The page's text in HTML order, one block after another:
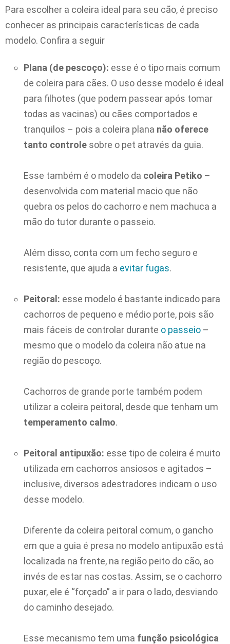
Para escolher a coleira ideal para seu cão, é preciso
conhecer as principais características de cada
modelo. Confira a seguir
Plana (de pescoço): esse é o tipo mais comum
de coleira para cães. O uso desse modelo é ideal
para filhotes (que podem passear após tomar
todas as vacinas) ou cães comportados e
tranquilos – pois a coleira plana não oferece
tanto controle sobre o pet através da guia.
Esse também é o modelo da coleira Petiko –
desenvolvida com material macio que não
quebra os pelos do cachorro e nem machuca a
mão do tutor durante o passeio.
Além disso, conta com um fecho seguro e
resistente, que ajuda a evitar fugas.
Peitoral: esse modelo é bastante indicado para
cachorros de pequeno e médio porte, pois são
mais fáceis de controlar durante o passeio –
mesmo que o modelo da coleira não atue na
região do pescoço.
Cachorros de grande porte também podem
utilizar a coleira peitoral, desde que tenham um
temperamento calmo.
Peitoral antipuxão: esse tipo de coleira é muito
utilizada em cachorros ansiosos e agitados –
inclusive, diversos adestradores indicam o uso
desse modelo.
Diferente da coleira peitoral comum, o gancho
em que a guia é presa no modelo antipuxão está
localizada na frente, na região peito do cão, ao
invés de estar nas costas. Assim, se o cachorro
puxar, ele é “forçado” a ir para o lado, desviando
do caminho desejado.
Esse mecanismo tem uma função psicológica